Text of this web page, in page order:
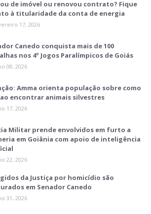
de imóvel ou renovou contrato? Fique
à titularidade da conta de energia
17, 2026
Canedo conquista mais de 100
nos 4º Jogos Paralímpicos de Goiás
08, 2026
Amma orienta população sobre como
encontrar animais silvestres
17, 2026
Militar prende envolvidos em furto a
em Goiânia com apoio de inteligência
22, 2026
da Justiça por homicídio são
em Senador Canedo
31, 2026